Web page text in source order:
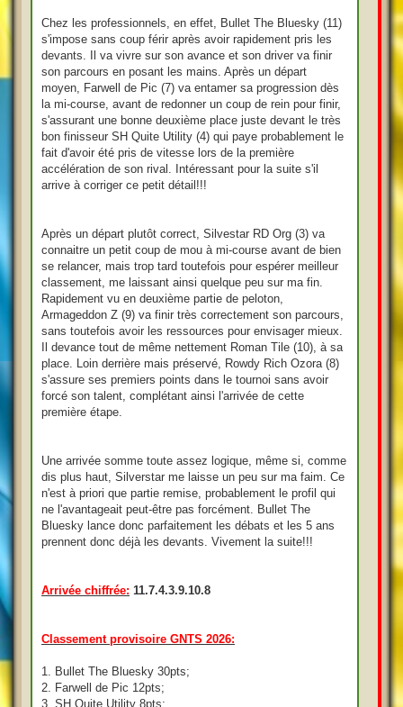
Chez les professionnels, en effet, Bullet The Bluesky (11)
s'impose sans coup férir après avoir rapidement pris les
devants. Il va vivre sur son avance et son driver va finir
son parcours en posant les mains. Après un départ
moyen, Farwell de Pic (7) va entamer sa progression dès
la mi-course, avant de redonner un coup de rein pour finir,
s'assurant une bonne deuxième place juste devant le très
bon finisseur SH Quite Utility (4) qui paye probablement le
fait d'avoir été pris de vitesse lors de la première
accélération de son rival. Intéressant pour la suite s'il
arrive à corriger ce petit détail!!!
Après un départ plutôt correct, Silvestar RD Org (3) va
connaitre un petit coup de mou à mi-course avant de bien
se relancer, mais trop tard toutefois pour espérer meilleur
classement, me laissant ainsi quelque peu sur ma fin.
Rapidement vu en deuxième partie de peloton,
Armageddon Z (9) va finir très correctement son parcours,
sans toutefois avoir les ressources pour envisager mieux.
Il devance tout de même nettement Roman Tile (10), à sa
place. Loin derrière mais préservé, Rowdy Rich Ozora (8)
s'assure ses premiers points dans le tournoi sans avoir
forcé son talent, complétant ainsi l'arrivée de cette
première étape.
Une arrivée somme toute assez logique, même si, comme
dis plus haut, Silverstar me laisse un peu sur ma faim. Ce
n'est à priori que partie remise, probablement le profil qui
ne l'avantageait peut-être pas forcément. Bullet The
Bluesky lance donc parfaitement les débats et les 5 ans
prennent donc déjà les devants. Vivement la suite!!!
Arrivée chiffrée: 11.7.4.3.9.10.8
Classement provisoire GNTS 2026:
1. Bullet The Bluesky 30pts;
2. Farwell de Pic 12pts;
3. SH Quite Utility 8pts;